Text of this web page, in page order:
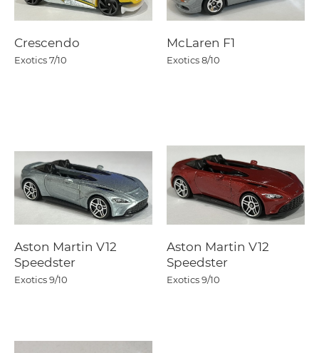
Crescendo
Exotics7/10
McLaren F1
Exotics8/10
Aston Martin V12
Speedster
Exotics9/10
Aston Martin V12
Speedster
Exotics9/10